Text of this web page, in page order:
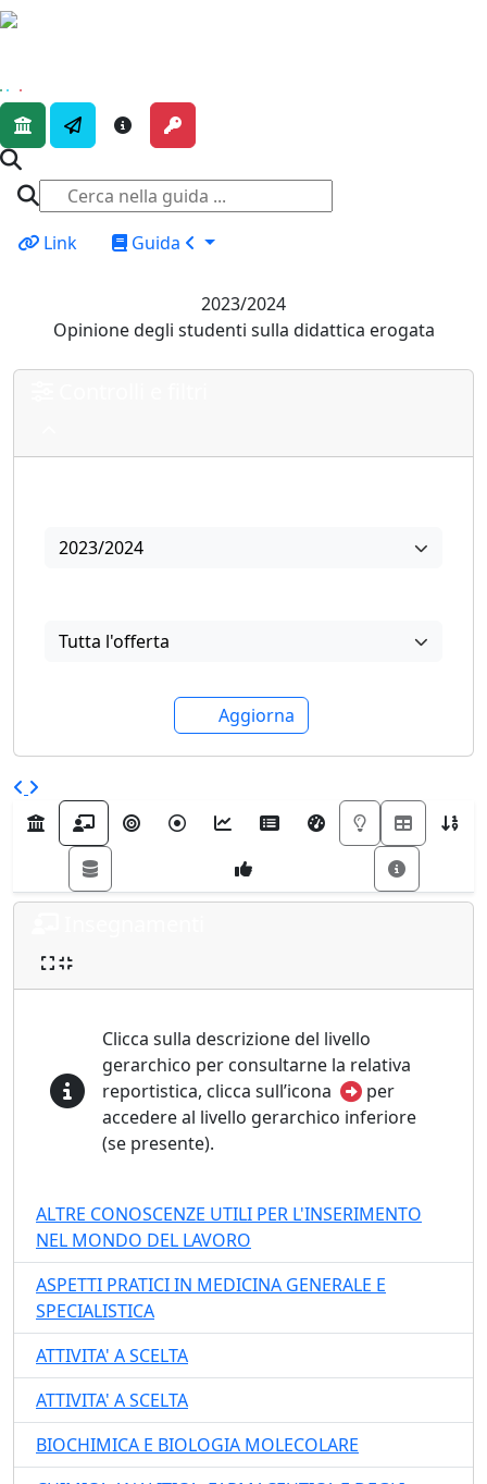
Link Guida
2023/2024
Opinione degli studenti sulla didattica erogata
2023/2024
Tutta l'offerta
Aggiorna
Clicca sulla descrizione del livello
gerarchico per consultarne la relativa
reportistica, clicca sull’icona
per
accedere al livello gerarchico inferiore
(se presente).
ALTRE CONOSCENZE UTILI PER L'INSERIMENTO
NEL MONDO DEL LAVORO
ASPETTI PRATICI IN MEDICINA GENERALE E
SPECIALISTICA
ATTIVITA' A SCELTA
ATTIVITA' A SCELTA
BIOCHIMICA E BIOLOGIA MOLECOLARE